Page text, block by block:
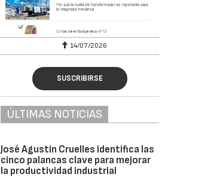
14/07/2026
SUSCRIBIRSE
ÚLTIMAS NOTICIAS
José Agustín Cruelles identifica las
cinco palancas clave para mejorar
la productividad industrial